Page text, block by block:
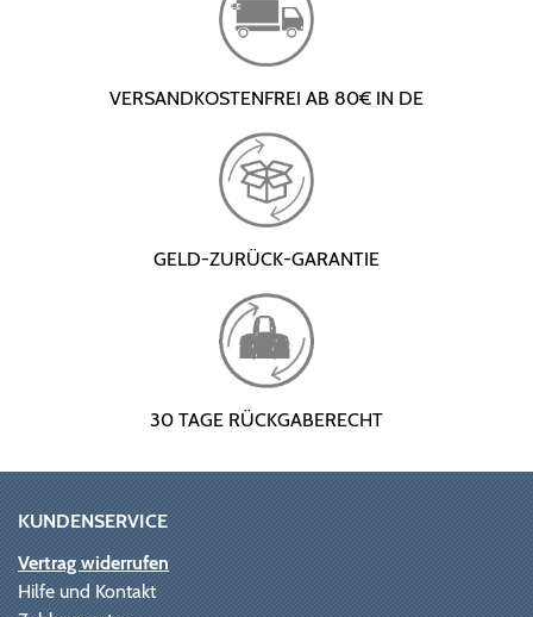
VERSANDKOSTENFREI AB 80€ IN DE
GELD-ZURÜCK-GARANTIE
30 TAGE RÜCKGABERECHT
KUNDENSERVICE
Vertrag widerrufen
Hilfe und Kontakt